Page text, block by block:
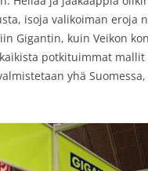
isoja valikoiman eroja
Gigantin, kuin Veikon
potkituimmat
yhä